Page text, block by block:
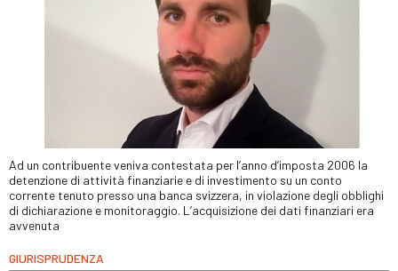
Ad un contribuente veniva contestata per l’anno d’imposta 2006 la
detenzione di attività finanziarie e di investimento su un conto
corrente tenuto presso una banca svizzera, in violazione degli obblighi
di dichiarazione e monitoraggio. L’acquisizione dei dati finanziari era
avvenuta
GIURISPRUDENZA